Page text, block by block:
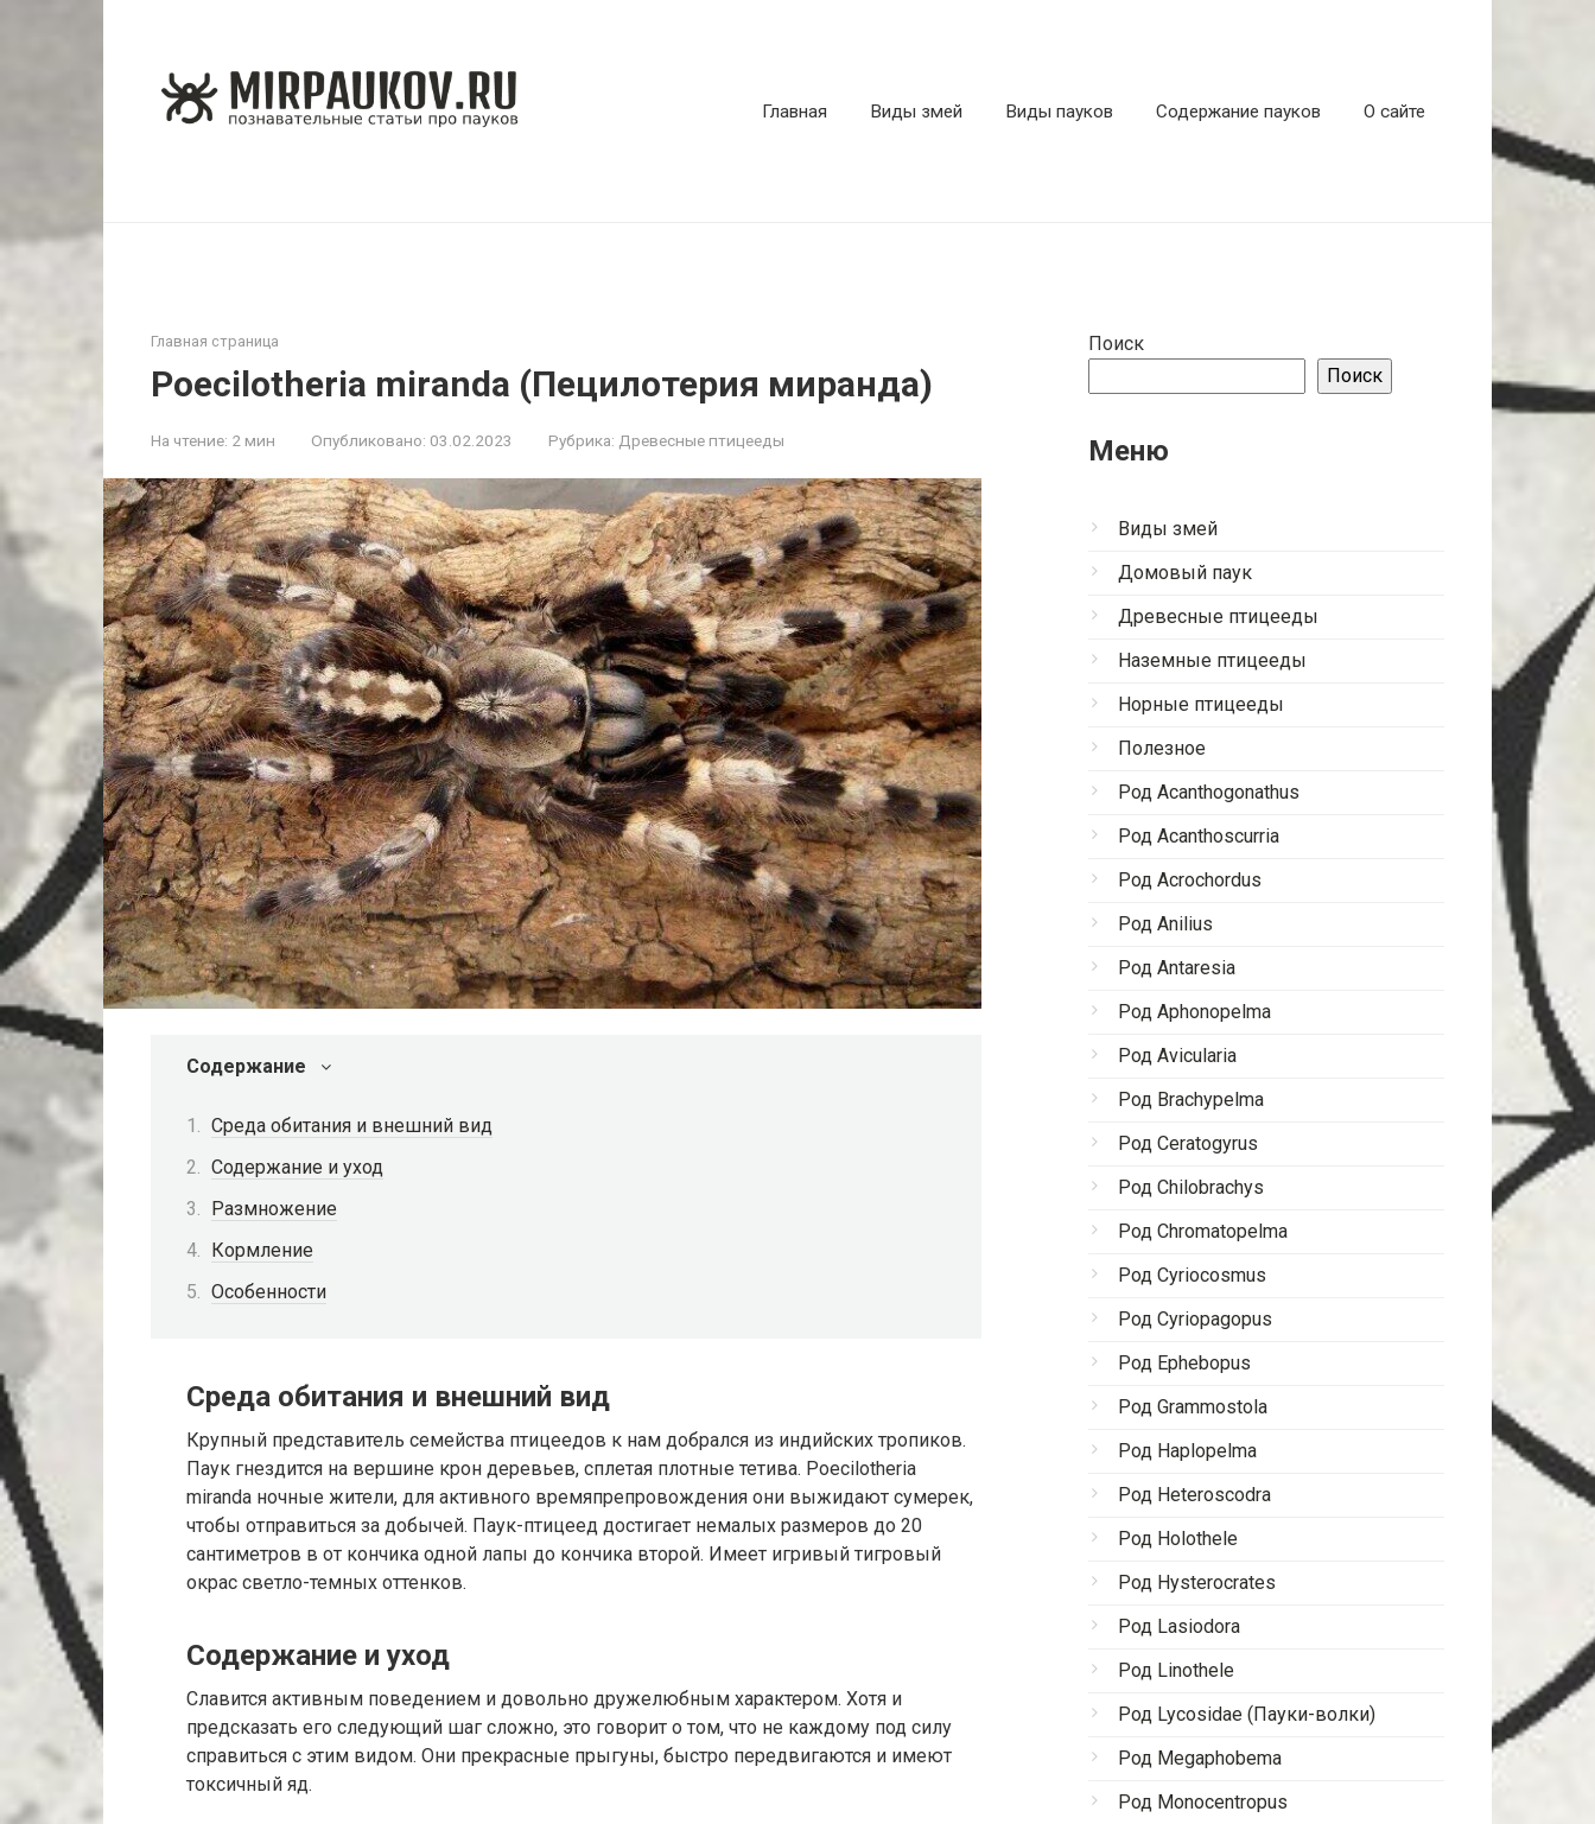
Главная Виды змей Виды пауков Содержание пауков О сайте
Главная страница
Poecilotheria miranda (Пецилотерия миранда)
На чтение: 2 мин Опубликовано: 03.02.2023 Рубрика: Древесные птицееды
Содержание
Среда обитания и внешний вид
Содержание и уход
Размножение
Кормление
Особенности
Среда обитания и внешний вид
Крупный представитель семейства птицеедов к нам добрался из индийских тропиков.
Паук гнездится на вершине крон деревьев, сплетая плотные тетива. Poecilotheria
miranda ночные жители, для активного времяпрепровождения они выжидают сумерек,
чтобы отправиться за добычей. Паук-птицеед достигает немалых размеров до 20
сантиметров в от кончика одной лапы до кончика второй. Имеет игривый тигровый
окрас светло-темных оттенков.
Содержание и уход
Славится активным поведением и довольно дружелюбным характером. Хотя и
предсказать его следующий шаг сложно, это говорит о том, что не каждому под силу
справиться с этим видом. Они прекрасные прыгуны, быстро передвигаются и имеют
токсичный яд.
Поиск
Поиск
Меню
Виды змей
Домовый паук
Древесные птицееды
Наземные птицееды
Норные птицееды
Полезное
Род Acanthogonathus
Род Acanthoscurria
Род Acrochordus
Род Anilius
Род Antaresia
Род Aphonopelma
Род Avicularia
Род Brachypelma
Род Ceratogyrus
Род Chilobrachys
Род Chromatopelma
Род Cyriocosmus
Род Cyriopagopus
Род Ephebopus
Род Grammostola
Род Haplopelma
Род Heteroscodra
Род Holothele
Род Hysterocrates
Род Lasiodora
Род Linothele
Род Lycosidae (Пауки-волки)
Род Megaphobema
Род Monocentropus